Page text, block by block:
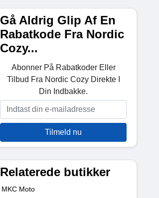
Gå Aldrig Glip Af En
Rabatkode Fra Nordic
Cozy...
Abonner På Rabatkoder Eller
Tilbud Fra Nordic Cozy Direkte I
Din Indbakke.
Tilmeld nu
Relaterede butikker
MKC Moto